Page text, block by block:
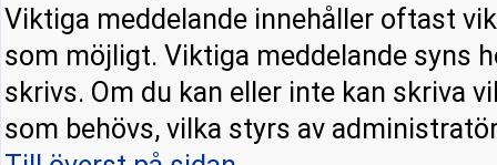
Viktiga meddelande innehåller oftast
som möjligt. Viktiga meddelande syns
skrivs. Om du kan eller inte kan skriva
som behövs, vilka styrs av